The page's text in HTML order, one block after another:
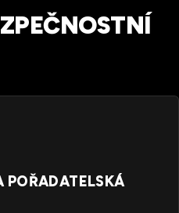
POŘADATELSKÁ